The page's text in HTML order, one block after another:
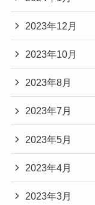
2023年12月
2023年10月
2023年8月
2023年7月
2023年5月
2023年4月
2023年3月